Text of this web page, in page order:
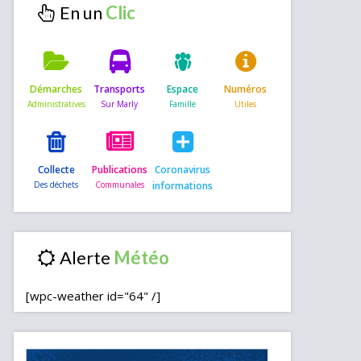
En un
Démarches Transports Espace Numéros
Collecte Publications Coronavirus
informations
Alerte
[wpc-weather id="64" /]